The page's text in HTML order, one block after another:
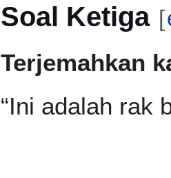
to
navigation
to
search
Soal Ketiga [
Terjemahkan
“Ini adalah rak